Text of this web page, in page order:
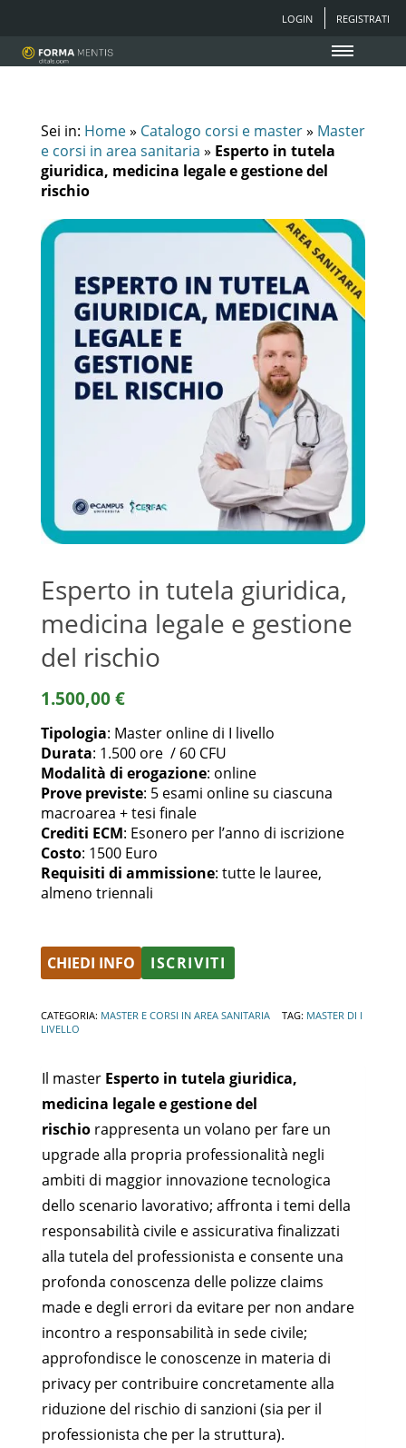
LOGIN REGISTRATI
Sei in: Home» Catalogo corsi e master» Master
e corsi in area sanitaria » Esperto in tutela
giuridica, medicina legale e gestione del
rischio
Esperto in tutela giuridica,
medicina legale e gestione
del rischio
1.500,00€
Tipologia: Master online di I livello
Durata: 1.500 ore / 60 CFU
Modalità di erogazione: online
Prove previste: 5 esami online su ciascuna
macroarea + tesi finale
Crediti ECM: Esonero per l’anno di iscrizione
Costo: 1500 Euro
Requisiti di ammissione: tutte le lauree,
almeno triennali
CHIEDI INFO
ISCRIVITI
CATEGORIA: MASTER E CORSI IN AREA SANITARIA TAG: MASTER DI I
LIVELLO
Il master Esperto in tutela giuridica,
medicina legale e gestione del
rischio rappresenta un volano per fare un
upgrade alla propria professionalità negli
ambiti di maggior innovazione tecnologica
dello scenario lavorativo; affronta i temi della
responsabilità civile e assicurativa finalizzati
alla tutela del professionista e consente una
profonda conoscenza delle polizze claims
made e degli errori da evitare per non andare
incontro a responsabilità in sede civile;
approfondisce le conoscenze in materia di
privacy per contribuire concretamente alla
riduzione del rischio di sanzioni (sia per il
professionista che per la struttura).